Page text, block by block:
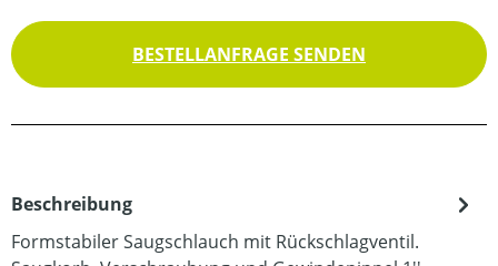
BESTELLANFRAGE SENDEN
Beschreibung
Formstabiler Saugschlauch mit Rückschlagventil.